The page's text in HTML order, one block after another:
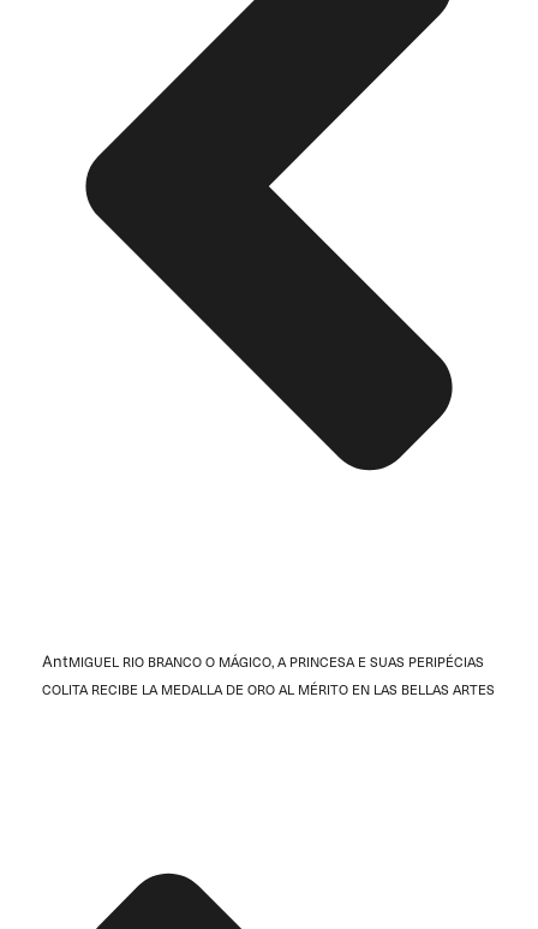
AntMIGUEL RIO BRANCO O MÁGICO, A PRINCESA E SUAS PERIPÉCIAS
COLITA RECIBE LA MEDALLA DE ORO AL MÉRITO EN LAS BELLAS ARTES